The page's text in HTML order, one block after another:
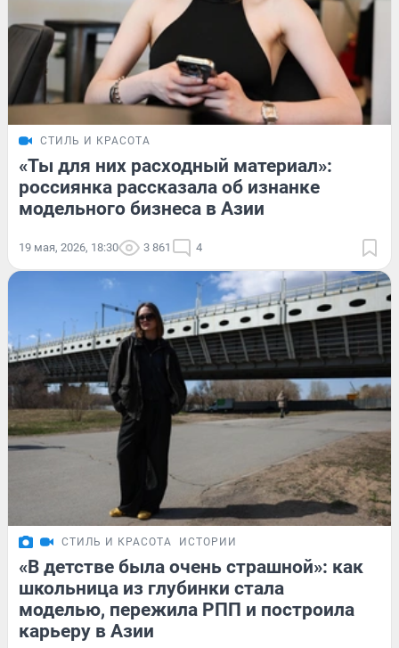
СТИЛЬ И КРАСОТА
«Ты для них расходный материал»:
россиянка рассказала об изнанке
модельного бизнеса в Азии
19 мая, 2026, 18:30 3 861 4
СТИЛЬ И КРАСОТА ИСТОРИИ
«В детстве была очень страшной»: как
школьница из глубинки стала
моделью, пережила РПП и построила
карьеру в Азии